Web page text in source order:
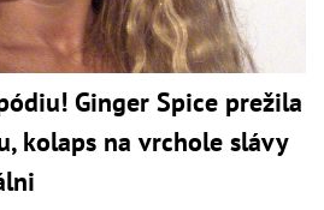
Ginger Spice prežila
kolaps na vrchole slávy